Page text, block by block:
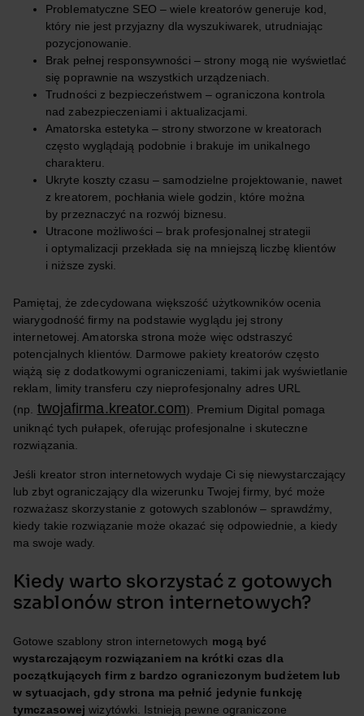
Problematyczne SEO – wiele kreatorów generuje kod,
który nie jest przyjazny dla wyszukiwarek, utrudniając
pozycjonowanie.
Brak pełnej responsywności – strony mogą nie wyświetlać
się poprawnie na wszystkich urządzeniach.
Trudności z bezpieczeństwem – ograniczona kontrola
nad zabezpieczeniami i aktualizacjami.
Amatorska estetyka – strony stworzone w kreatorach
często wyglądają podobnie i brakuje im unikalnego
charakteru.
Ukryte koszty czasu – samodzielne projektowanie, nawet
z kreatorem, pochłania wiele godzin, które można
by przeznaczyć na rozwój biznesu.
Utracone możliwości – brak profesjonalnej strategii
i optymalizacji przekłada się na mniejszą liczbę klientów
i niższe zyski.
Pamiętaj, że zdecydowana większość użytkowników ocenia
wiarygodność firmy na podstawie wyglądu jej strony
internetowej. Amatorska strona może więc odstraszyć
potencjalnych klientów. Darmowe pakiety kreatorów często
wiążą się z dodatkowymi ograniczeniami, takimi jak wyświetlanie
reklam, limity transferu czy nieprofesjonalny adres URL
(np. twojafirma.kreator.com). Premium Digital pomaga
uniknąć tych pułapek, oferując profesjonalne i skuteczne
rozwiązania.
Jeśli kreator stron internetowych wydaje Ci się niewystarczający
lub zbyt ograniczający dla wizerunku Twojej firmy, być może
rozważasz skorzystanie z gotowych szablonów – sprawdźmy,
kiedy takie rozwiązanie może okazać się odpowiednie, a kiedy
ma swoje wady.
Kiedy warto skorzystać z gotowych
szablonów stron internetowych?
Gotowe szablony stron internetowych mogą być
wystarczającym rozwiązaniem na krótki czas dla
początkujących firm z bardzo ograniczonym budżetem lub
w sytuacjach, gdy strona ma pełnić jedynie funkcję
tymczasowej wizytówki. Istnieją pewne ograniczone